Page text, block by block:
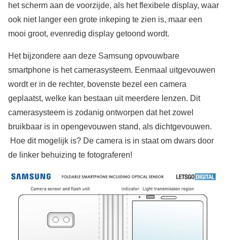
het scherm aan de voorzijde, als het flexibele display, waar
ook niet langer een grote inkeping te zien is, maar een
mooi groot, evenredig display getoond wordt.
Het bijzondere aan deze Samsung opvouwbare
smartphone is het camerasysteem. Eenmaal uitgevouwen
wordt er in de rechter, bovenste bezel een camera
geplaatst, welke kan bestaan uit meerdere lenzen. Dit
camerasysteem is zodanig ontworpen dat het zowel
bruikbaar is in opengevouwen stand, als dichtgevouwen.
Hoe dit mogelijk is? De camera is in staat om dwars door
de linker behuizing te fotograferen!